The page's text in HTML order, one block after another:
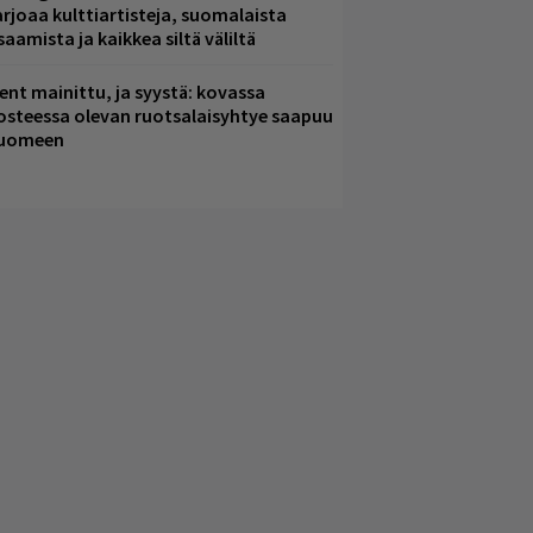
kulttiartisteja, suomalaista
ja kaikkea siltä väliltä
mainittu, ja syystä: kovassa
olevan ruotsalaisyhtye saapuu